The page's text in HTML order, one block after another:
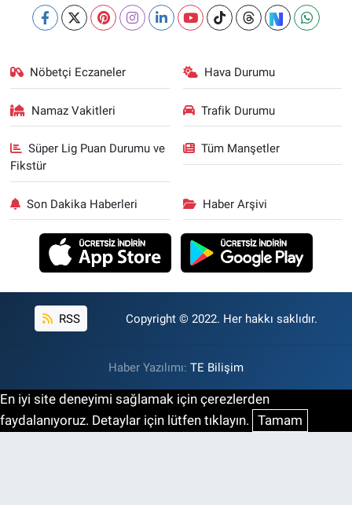
Nöbetçi Eczaneler Hava Durumu
Namaz Vakitleri Trafik Durumu
Süper Lig Puan Durumu ve
Fikstür
Tüm Manşetler
Son Dakika Haberleri Haber Arşivi
RSS Copyright © 2022. Her hakkı saklıdır.
Haber Yazılımı: TE Bilişim
En iyi site deneyimi sağlamak için çerezlerden
faydalanıyoruz. Detaylar için lütfen tıklayın. Tamam